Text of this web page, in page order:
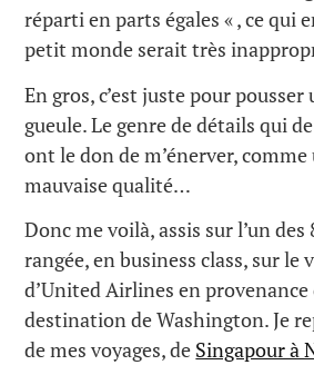
réparti en parts égales « , ce qui
petit monde serait très
En gros, c’est juste pour
gueule. Le genre de détails qui
ont le don de m’énerver, comme
mauvaise qualité…
Donc me voilà, assis sur l’un des
rangée, en business class, sur le
d’United Airlines en
destination de Washington. Je
de mes voyages, de Singapour à